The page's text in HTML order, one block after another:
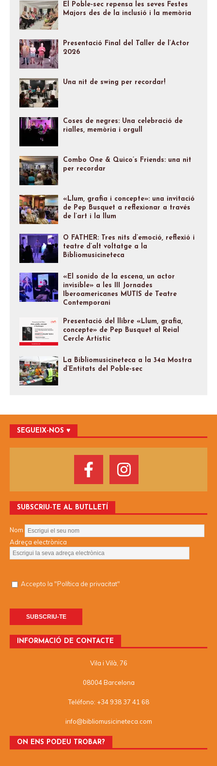
El Poble-sec repensa les seves Festes
Majors des de la inclusió i la memòria
Presentació Final del Taller de l’Actor
2026
Una nit de swing per recordar!
Coses de negres: Una celebració de
rialles, memòria i orgull
Combo One & Quico’s Friends: una nit
per recordar
«Llum, grafia i concepte»: una invitació
de Pep Busquet a reflexionar a través
de l’art i la llum
O FATHER: Tres nits d’emoció, reflexió i
teatre d’alt voltatge a la
Bibliomusicineteca
«El sonido de la escena, un actor
invisible» a les III Jornades
Iberoamericanes MUTIS de Teatre
Contemporani
Presentació del llibre «Llum, grafia,
concepte» de Pep Busquet al Reial
Cercle Artístic
La Bibliomusicineteca a la 34a Mostra
d’Entitats del Poble-sec
SEGUEIX-NOS ♥️
SUBSCRIU-TE AL BUTLLETÍ
Nom
Adreça electrònica
Accepto la "Política de privacitat"
INFORMACIÓ DE CONTACTE
Vila i Vilà, 76
08004 Barcelona
Teléfono: +34 938 37 41 68
info@bibliomusicineteca.com
ON ENS PODEU TROBAR?